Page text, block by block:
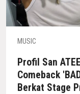
MUSIC
Profil San
Comeback
Berkat Stage